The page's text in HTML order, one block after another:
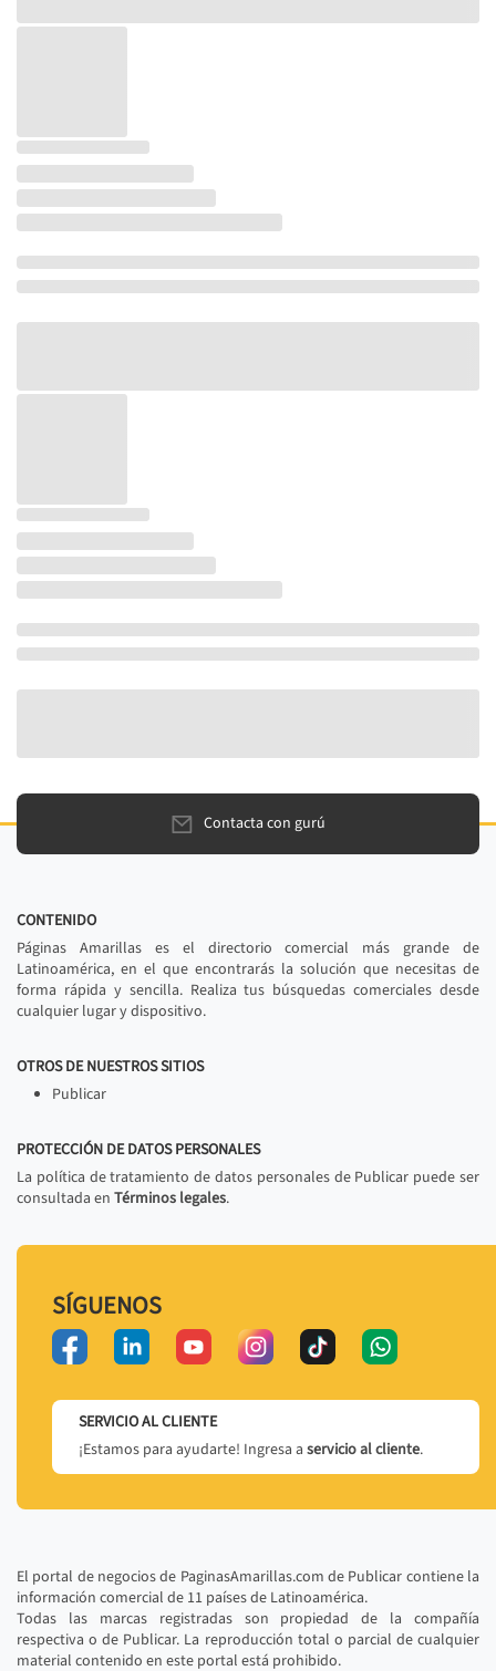
Contacta con gurú
CONTENIDO
Páginas Amarillas es el directorio comercial más grande de
Latinoamérica, en el que encontrarás la solución que necesitas de
forma rápida y sencilla. Realiza tus búsquedas comerciales desde
cualquier lugar y dispositivo.
OTROS DE NUESTROS SITIOS
Publicar
PROTECCIÓN DE DATOS PERSONALES
La política de tratamiento de datos personales de Publicar puede ser
consultada en Términos legales.
SÍGUENOS
SERVICIO AL CLIENTE
¡Estamos para ayudarte! Ingresa a servicio al cliente.
El portal de negocios de PaginasAmarillas.com de Publicar contiene la
información comercial de 11 países de Latinoamérica.
Todas las marcas registradas son propiedad de la compañía
respectiva o de Publicar. La reproducción total o parcial de cualquier
material contenido en este portal está prohibido.